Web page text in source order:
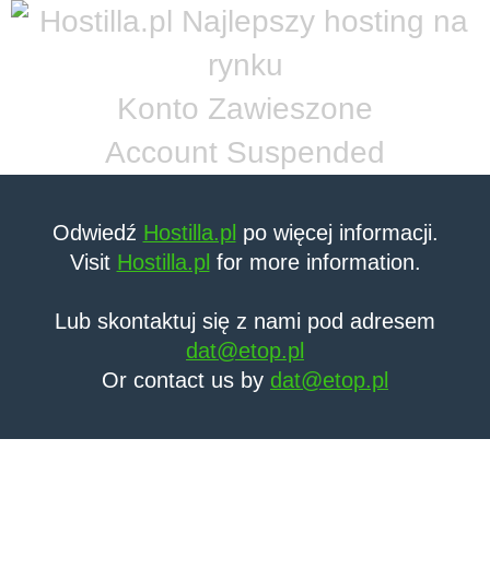
Konto Zawieszone
Account Suspended
Odwiedź Hostilla.pl po więcej informacji.
Visit Hostilla.pl for more information.
Lub skontaktuj się z nami pod adresem
dat@etop.pl
Or contact us by dat@etop.pl